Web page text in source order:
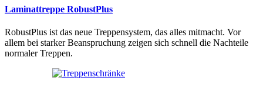
Laminattreppe RobustPlus
RobustPlus ist das neue Treppensystem, das alles mitmacht. Vor
allem bei starker Beanspruchung zeigen sich schnell die Nachteile
normaler Treppen.